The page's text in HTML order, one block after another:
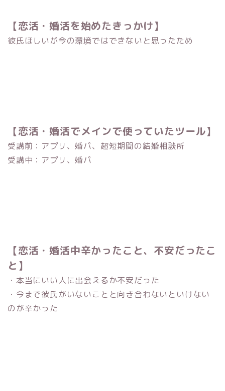
【恋活・婚活を始めたきっかけ】
彼氏ほしいが今の環境ではできないと思ったため
【恋活・婚活でメインで使っていたツール】
受講前：アプリ、婚パ、超短期間の結婚相談所
受講中：アプリ、婚パ
【恋活・婚活中辛かったこと、不安だったこ
と】
・本当にいい人に出会えるか不安だった
・今まで彼氏がいないことと向き合わないといけない
のが辛かった